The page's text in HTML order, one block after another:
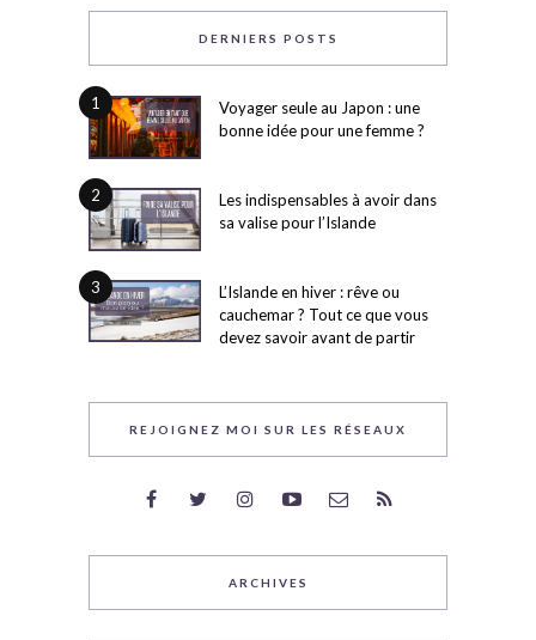
DERNIERS POSTS
1
Voyager seule au Japon : une
bonne idée pour une femme ?
2
Les indispensables à avoir dans
sa valise pour l’Islande
3
L’Islande en hiver : rêve ou
cauchemar ? Tout ce que vous
devez savoir avant de partir
REJOIGNEZ MOI SUR LES RÉSEAUX
ARCHIVES